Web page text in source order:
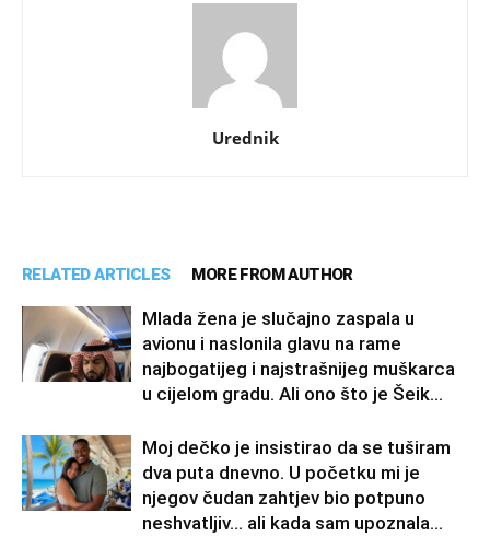
Urednik
RELATED ARTICLES MORE FROM AUTHOR
Mlada žena je slučajno zaspala u
avionu i naslonila glavu na rame
najbogatijeg i najstrašnijeg muškarca
u cijelom gradu. Ali ono što je Šeik...
Moj dečko je insistirao da se tuširam
dva puta dnevno. U početku mi je
njegov čudan zahtjev bio potpuno
neshvatljiv… ali kada sam upoznala...